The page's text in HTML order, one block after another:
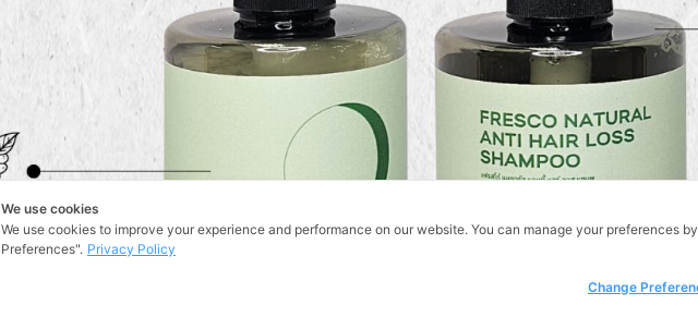
scientific knowledge in order to achieve optimal
benefits to customers, shareholders, employees and
country.
67/
© 2017 Innovative Pharma Herbs. All Rights Reserved.
We use cookies
We use cookies to improve your experience and performance on our website. You can manage your preferences
Preferences". Privacy Policy
Change